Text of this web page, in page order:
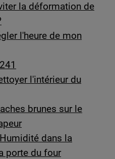
la déformation de
l'heure de mon
l'intérieur du
brunes sur le
dans la
porte du four